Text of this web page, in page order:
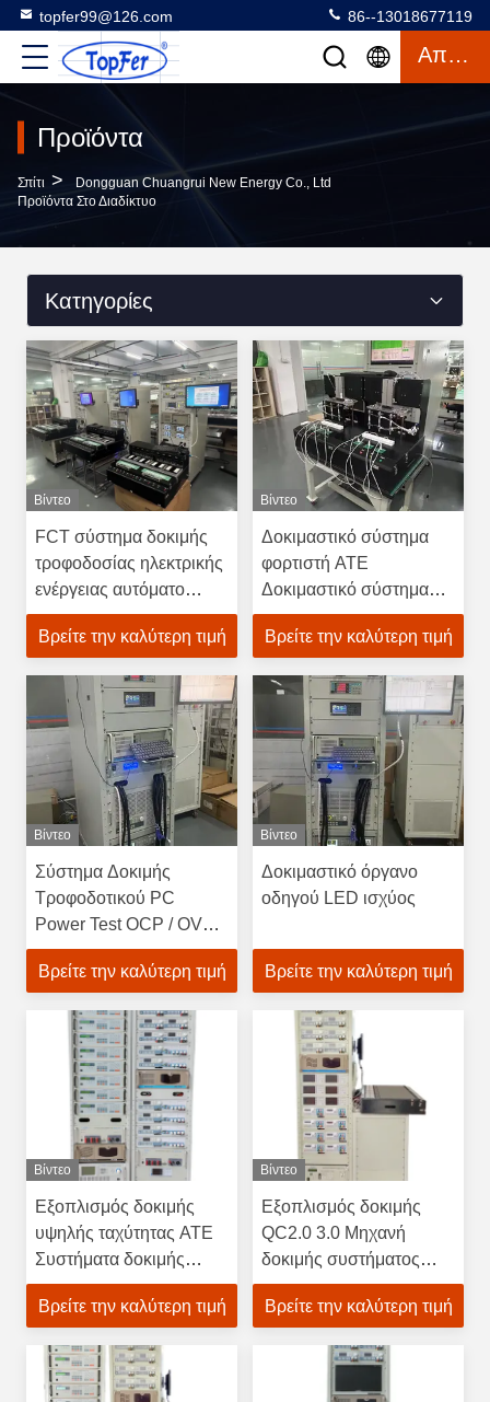
topfer99@126.com 86--13018677119
Απόσπασμα
Προϊόντα
Σπίτι >
Dongguan Chuangrui New Energy Co., Ltd
Προϊόντα Στο Διαδίκτυο
Κατηγορίες
Βίντεο
FCT σύστημα δοκιμής
τροφοδοσίας ηλεκτρικής
ενέργειας αυτόματο
σύστημα δοκιμής Fct
δοκιμή τροφοδοσίας
Βρείτε την καλύτερη τιμή
Βίντεο
Δοκιμαστικό σύστημα
φορτιστή ATE
Δοκιμαστικό σύστημα
τροφοδοσίας ηλεκτρικής
ενέργειας
Βρείτε την καλύτερη τιμή
Βίντεο
Σύστημα Δοκιμής
Τροφοδοτικού PC
Power Test OCP / OVP /
SHORT Μονάδα
Λειτουργικής Δοκιμής
Βρείτε την καλύτερη τιμή
Βίντεο
Δοκιμαστικό όργανο
οδηγού LED ισχύος
Βρείτε την καλύτερη τιμή
Βίντεο
Εξοπλισμός δοκιμής
υψηλής ταχύτητας ATE
Συστήματα δοκιμής
αυτόματης τροφοδοσίας
ηλεκτρικής ενέργειας
Βρείτε την καλύτερη τιμή
Βίντεο
Εξοπλισμός δοκιμής
QC2.0 3.0 Μηχανή
δοκιμής συστήματος
τροφοδοσίας κινητού
φορτιστή τύπου C
Βρείτε την καλύτερη τιμή